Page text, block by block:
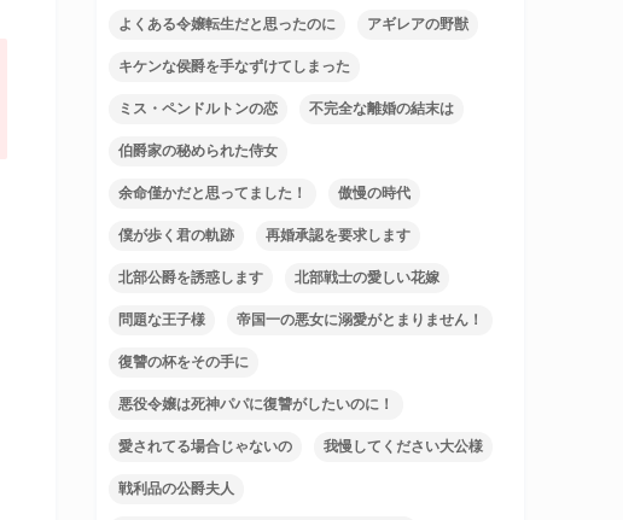
よくある令嬢転生だと思ったのに アギレアの野獣
キケンな侯爵を手なずけてしまった
ミス・ペンドルトンの恋 不完全な離婚の結末は
伯爵家の秘められた侍女
余命僅かだと思ってました！ 傲慢の時代
僕が歩く君の軌跡 再婚承認を要求します
北部公爵を誘惑します 北部戦士の愛しい花嫁
問題な王子様 帝国一の悪女に溺愛がとまりません！
復讐の杯をその手に
悪役令嬢は死神パパに復讐がしたいのに！
愛されてる場合じゃないの 我慢してください大公様
戦利品の公爵夫人